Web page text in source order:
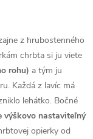
z hrubostenného
chrbta si ju viete
rohu) a tým ju
Každá z lavíc má
lehátko. Bočné
výškovo nastaviteľný
opierky od